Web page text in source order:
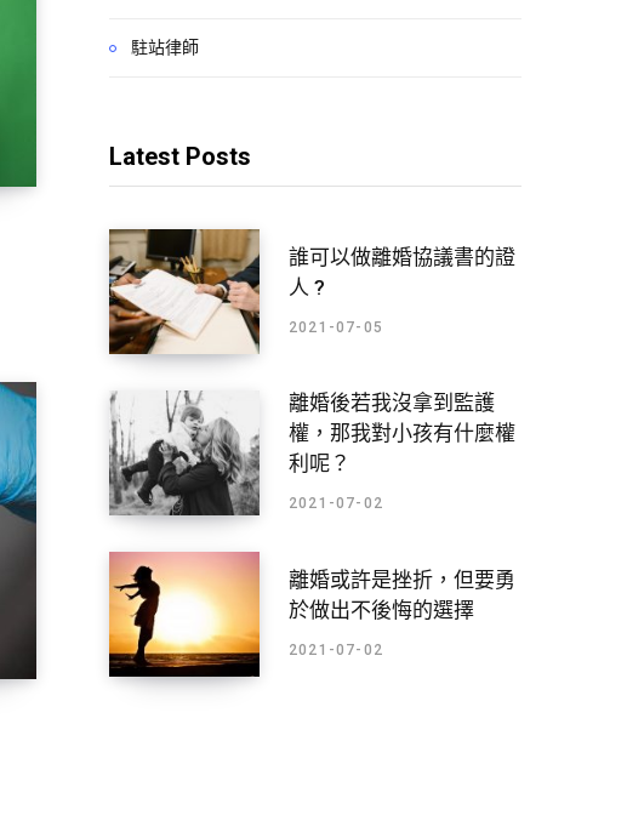
駐站律師
Latest Posts
誰可以做離婚協議書的證
人 ?
2021-07-05
離婚後若我沒拿到監護
權，那我對小孩有什麼權
利呢？
2021-07-02
離婚或許是挫折，但要勇
於做出不後悔的選擇
2021-07-02